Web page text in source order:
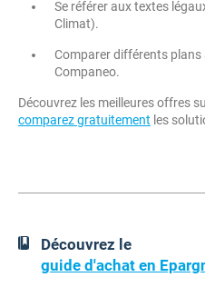
Se référer aux textes
Climat).
Comparer différents plans
Companeo.
Découvrez les meilleures offres
comparez gratuitement les
Découvrez le
guide d'achat en